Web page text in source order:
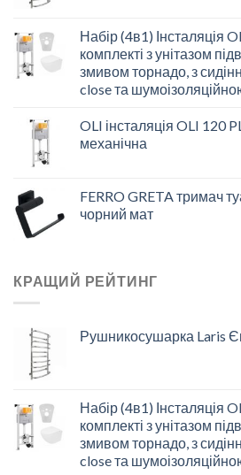
Набір (4в1) Інсталяція
комплекті з унітазом
змивом торнадо, з
close та
OLI інсталяція OLI 120
механічна
FERRO GRETA тримач
чорний мат
КРАЩИЙ РЕЙТИНГ
Рушникосушарка Laris
Набір (4в1) Інсталяція
комплекті з унітазом
змивом торнадо, з
close та